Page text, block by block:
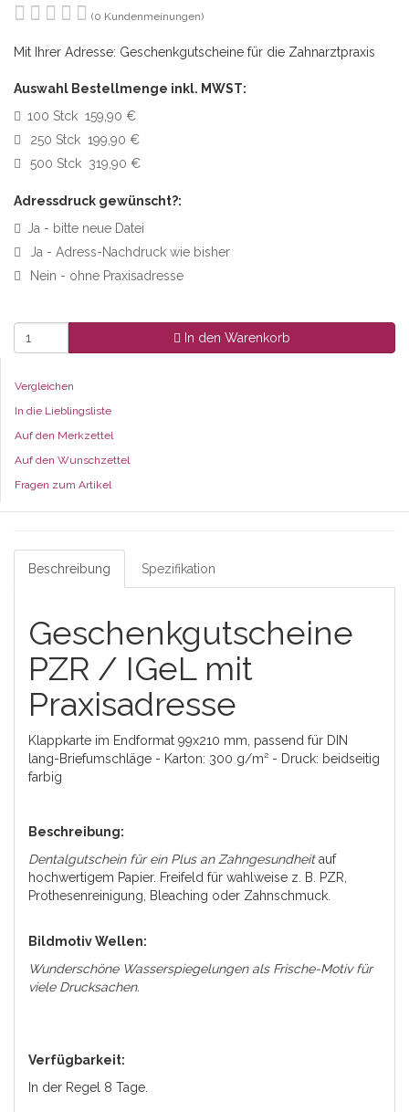
(0 Kundenmeinungen)
Mit Ihrer Adresse: Geschenkgutscheine für die Zahnarztpraxis
Auswahl Bestellmenge inkl. MWST:
100 Stck 159,90 €
250 Stck 199,90 €
500 Stck 319,90 €
Adressdruck gewünscht?:
Ja - bitte neue Datei
Ja - Adress-Nachdruck wie bisher
Nein - ohne Praxisadresse
In den Warenkorb
Vergleichen
In die Lieblingsliste
Auf den Merkzettel
Auf den Wunschzettel
Fragen zum Artikel
Beschreibung Spezifikation
Geschenkgutscheine
PZR / IGeL mit
Praxisadresse
Klappkarte im Endformat 99x210 mm, passend für DIN
lang-Briefumschläge - Karton: 300 g/m² - Druck: beidseitig
farbig
Beschreibung:
Dentalgutschein für ein Plus an Zahngesundheitauf
hochwertigem Papier. Freifeld für wahlweise z. B. PZR,
Prothesenreinigung, Bleaching oder Zahnschmuck.
Bildmotiv Wellen:
Wunderschöne Wasserspiegelungen als Frische-Motiv für
viele Drucksachen.
Verfügbarkeit:
In der Regel 8 Tage.